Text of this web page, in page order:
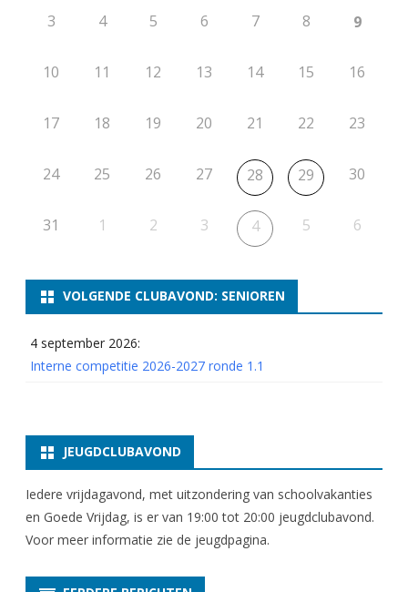
3 4 5 6 7 8 9
10 11 12 13 14 15 16
17 18 19 20 21 22 23
24 25 26 27 28 29 30
31 1 2 3 4 5 6
VOLGENDE CLUBAVOND: SENIOREN
4 september 2026:
Interne competitie 2026-2027 ronde 1.1
JEUGDCLUBAVOND
Iedere vrijdagavond, met uitzondering van schoolvakanties
en Goede Vrijdag, is er van 19:00 tot 20:00 jeugdclubavond.
Voor meer informatie zie de jeugdpagina.